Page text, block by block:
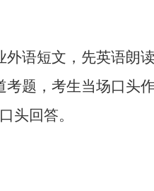
外语短文，先英语朗
考题，考生当场口头作
头回答。